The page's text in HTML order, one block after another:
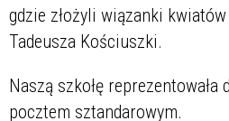
gdzie złożyli wiązanki
Tadeusza Kościuszki.
Naszą szkołę reprezentowała
pocztem sztandarowym.